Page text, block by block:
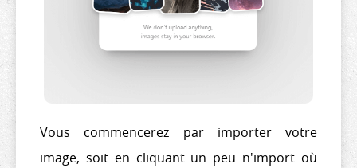
Vous commencerez par importer votre
image, soit en cliquant un peu n'import où